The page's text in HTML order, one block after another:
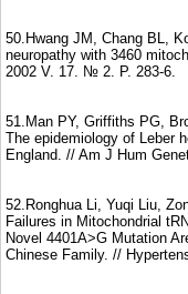
50.Hwang JM, Chang BL,
neuropathy with 3460
2002 V. 17. № 2. P. 283-6.
51.Man PY, Griffiths PG,
The epidemiology of Leber
England. // Am J Hum
52.Ronghua Li, Yuqi Liu,
Failures in Mitochondrial
Novel 4401A>G Mutation
Chinese Family. //